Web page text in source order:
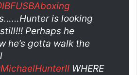
is looking
Perhaps he
he’s gotta walk the
WHERE